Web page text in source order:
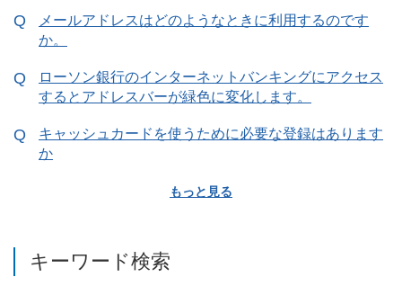
メールアドレスはどのようなときに利用するのです
か。
ローソン銀行のインターネットバンキングにアクセス
するとアドレスバーが緑色に変化します。
キャッシュカードを使うために必要な登録はあります
か
もっと見る
キーワード検索